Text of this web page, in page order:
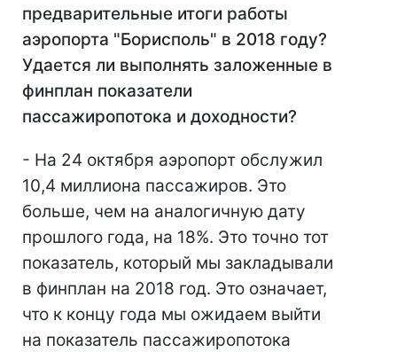
предварительные итоги работы
аэропорта "Борисполь" в 2018 году?
Удается ли выполнять заложенные в
финплан показатели
пассажиропотока и доходности?
- На 24 октября аэропорт обслужил
10,4 миллиона пассажиров. Это
больше, чем на аналогичную дату
прошлого года, на 18%. Это точно тот
показатель, который мы закладывали
в финплан на 2018 год. Это означает,
что к концу года мы ожидаем выйти
на показатель пассажиропотока